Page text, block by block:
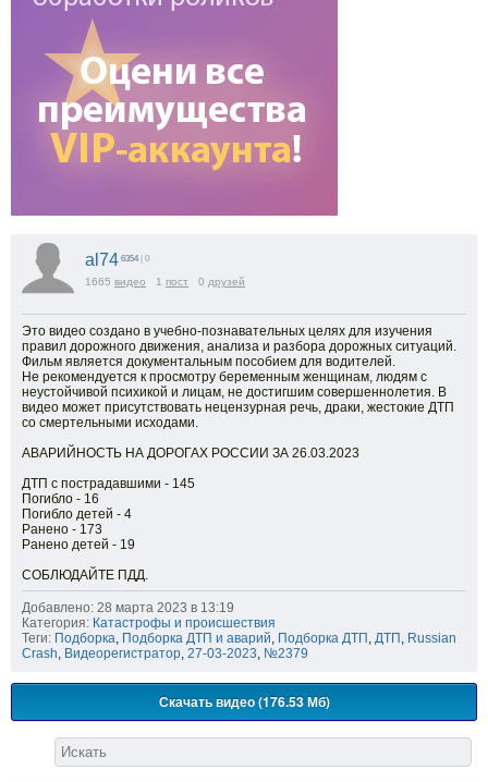
al74 6354 | 0
1665 видео 1 пост 0 друзей
Это видео создано в учебно-познавательных целях для изучения
правил дорожного движения, анализа и разбора дорожных ситуаций.
Фильм является документальным пособием для водителей.
Не рекомендуется к просмотру беременным женщинам, людям с
неустойчивой психикой и лицам, не достигшим совершеннолетия. В
видео может присутствовать нецензурная речь, драки, жестокие ДТП
со смертельными исходами.
АВАРИЙНОСТЬ НА ДОРОГАХ РОССИИ ЗА 26.03.2023
ДТП с пострадавшими - 145
Погибло - 16
Погибло детей - 4
Ранено - 173
Ранено детей - 19
СОБЛЮДАЙТЕ ПДД.
Добавлено: 28 марта 2023 в 13:19
Категория: Катастрофы и происшествия
Теги: Подборка, Подборка ДТП и аварий, Подборка ДТП , ДТП , Russian
Crash, Видеорегистратор, 27-03-2023, №2379
Скачать видео (176.53 Мб)